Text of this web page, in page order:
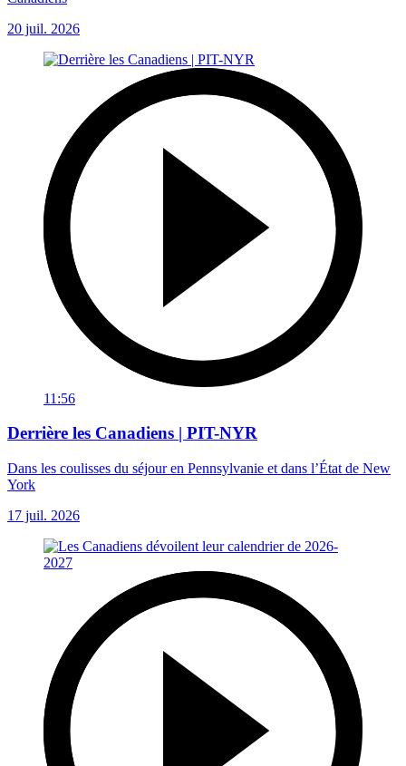
20 juil. 2026
11:56
Derrière les Canadiens | PIT-NYR
Dans les coulisses du séjour en Pennsylvanie et dans l’État de New
York
17 juil. 2026